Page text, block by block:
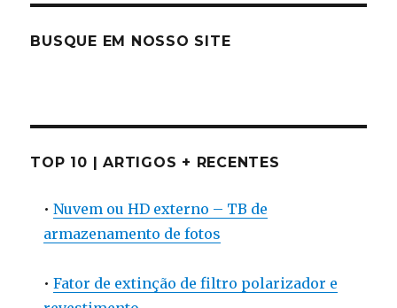
BUSQUE EM NOSSO SITE
TOP 10 | ARTIGOS + RECENTES
•Nuvem ou HD externo – TB de
armazenamento de fotos
•Fator de extinção de filtro polarizador e